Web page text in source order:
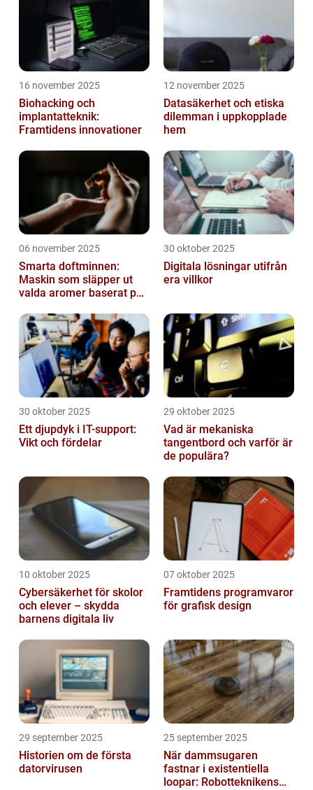
16 november 2025
Biohacking och
implantatteknik:
Framtidens innovationer
12 november 2025
Datasäkerhet och etiska
dilemman i uppkopplade
hem
06 november 2025
Smarta doftminnen:
Maskin som släpper ut
valda aromer baserat på
30 oktober 2025
Digitala lösningar utifrån
era villkor
30 oktober 2025
Ett djupdyk i IT-support:
Vikt och fördelar
29 oktober 2025
Vad är mekaniska
tangentbord och varför är
de populära?
10 oktober 2025
Cybersäkerhet för skolor
och elever – skydda
barnens digitala liv
07 oktober 2025
Framtidens programvaror
för grafisk design
29 september 2025
Historien om de första
datorvirusen
25 september 2025
När dammsugaren
fastnar i existentiella
loopar: Robotteknikens